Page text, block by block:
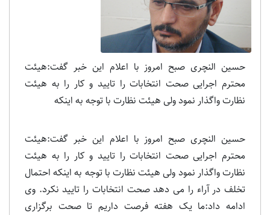
حسین النچری صبح امروز با اعلام این خبر گفت:هیئت
محترم اجرایی صحت انتخابات را تایید و کار را به هیئت
نظارت واگذار نمود ولی هیئت نظارت با توجه به اینکه
حسین النچری صبح امروز با اعلام این خبر گفت:هیئت
محترم اجرایی صحت انتخابات را تایید و کار را به هیئت
نظارت واگذار نمود ولی هیئت نظارت با توجه به اینکه احتمال
تخلف در آراء را می دهد صحت انتخابات را تایید نکرد. وی
ادامه داد:ما یک هفته فرصت داریم تا صحت برگزاری